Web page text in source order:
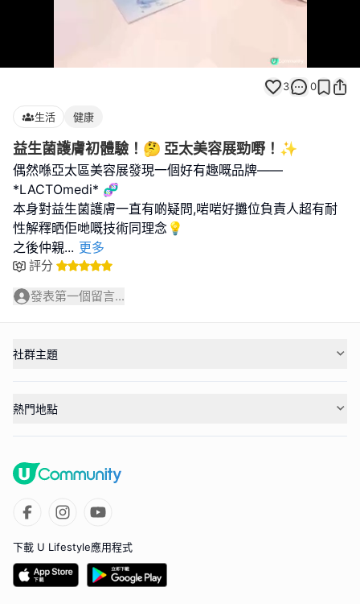
100.00%
3 0
生活 健康
益生菌護膚初體驗！🤔 亞太美容展勁嘢！✨
偶然喺亞太區美容展發現一個好有趣嘅品牌——
*LACTOmedi* 🧬
本身對益生菌護膚一直有啲疑問,啱啱好攤位負責人超有耐
性解釋晒佢哋嘅技術同理念💡
之後仲親... 更多
評分
發表第一個留言...
社群主題
熱門地點
下載 U Lifestyle應用程式